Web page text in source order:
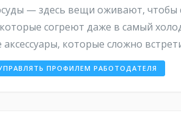
— здесь вещи оживают,
согреют даже в самый
которые сложно
ПРОФИЛЕМ РАБОТОДАТЕЛЯ